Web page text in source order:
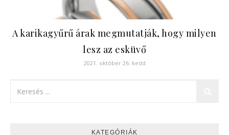
A karikagyűrű árak megmutatják, hogy milyen
lesz az esküvő
2021. október 26. kedd
KATEGÓRIÁK